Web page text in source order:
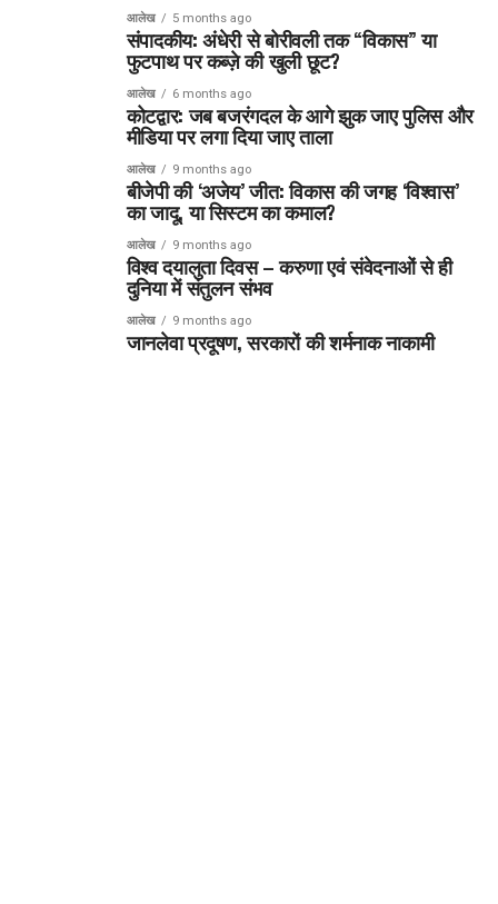
आलेख 5 months ago
संपादकीय: अंधेरी से बोरीवली तक “विकास” या
फुटपाथ पर कब्ज़े की खुली छूट?
आलेख 6 months ago
कोटद्वार: जब बजरंगदल के आगे झुक जाए पुलिस और
मीडिया पर लगा दिया जाए ताला
आलेख 9 months ago
बीजेपी की ‘अजेय’ जीत: विकास की जगह ‘विश्वास’
का जादू, या सिस्टम का कमाल?
आलेख 9 months ago
विश्व दयालुता दिवस – करुणा एवं संवेदनाओं से ही
दुनिया में संतुलन संभव
आलेख 9 months ago
जानलेवा प्रदूषण, सरकारों की शर्मनाक नाकामी